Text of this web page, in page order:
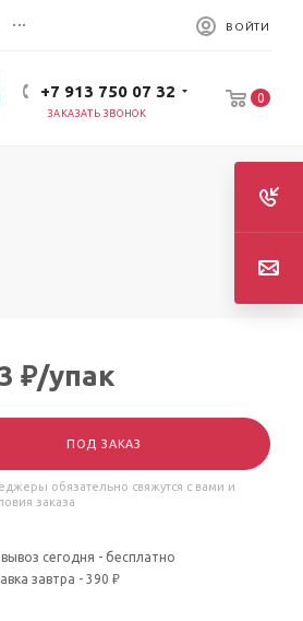
... ВОЙТИ
+7 913 750 07 32
ЗАКАЗАТЬ ЗВОНОК
0
₽/упак
ПОД ЗАКАЗ
обязательно свяжутся с вами и
заказа
сегодня - бесплатно
завтра - 390 ₽